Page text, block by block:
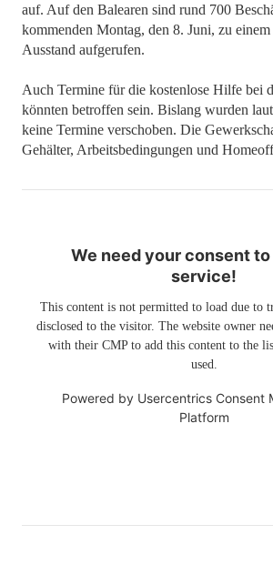
auf. Auf den Balearen sind rund 700
kommenden Montag, den 8. Juni, zu
Ausstand aufgerufen.
Auch Termine für die kostenlose Hilfe bei
könnten betroffen sein. Bislang wurden
keine Termine verschoben. Die
Gehälter, Arbeitsbedingungen und
We need your consent
service!
This content is not permitted to load due to
disclosed to the visitor. The website owner
with their CMP to add this content to the
used.
Powered by Usercentrics Consent
Platform